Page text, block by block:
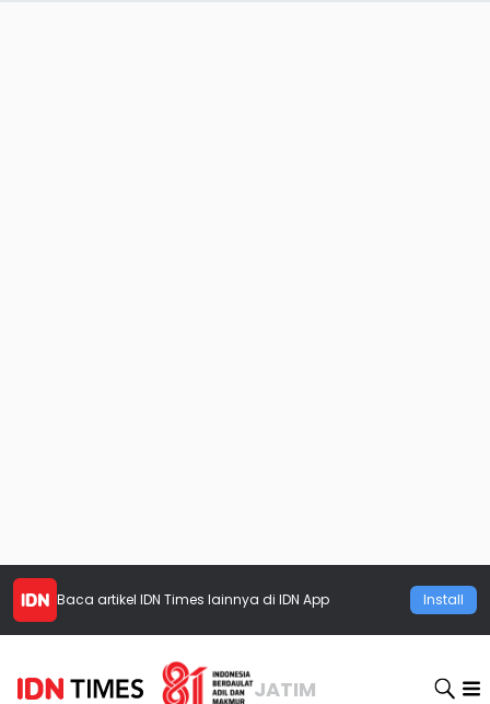
Baca artikel IDN Times lainnya di IDN App Install
JATIM